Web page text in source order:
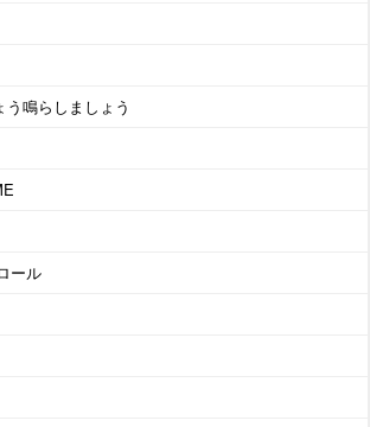
鳴らしましょう
ール